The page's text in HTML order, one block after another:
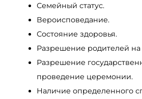
Семейный статус.
Вероисповедание.
Состояние здоровья.
Разрешение родителей на
Разрешение
проведение церемонии.
Наличие определенного